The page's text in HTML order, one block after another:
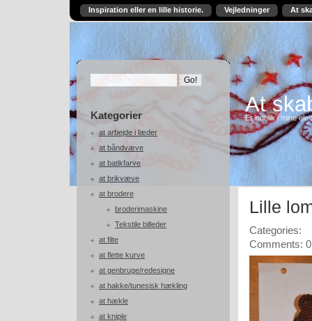
Inspiration eller en lille historie. Vejledninger At
Kategorier
at arbejde i læder
at båndvæve
at batikfarve
at brikvæve
at brodere
broderimaskine
Tekstile billeder
at filte
at flette kurve
at genbruge/redesigne
at hakke/tunesisk hækling
at hækle
at kniple
At
Et indblik i mine
Lille
Categories:
Comments: 0